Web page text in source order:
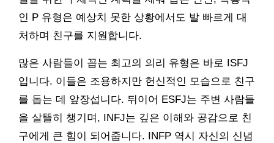
인 P 유형은 예상치 못한 상황에서도 발 빠르게 대
처하며 친구를 지원합니다.
많은 사람들이 꼽는 최고의 의리 유형은 바로 ISFJ
입니다. 이들은 조용하지만 헌신적인 모습으로 친구
를 돕는 데 앞장섭니다. 뒤이어 ESFJ는 주변 사람들
을 살뜰히 챙기며, INFJ는 깊은 이해와 공감으로 친
구에게 큰 힘이 되어줍니다. INFP 역시 자신의 신념